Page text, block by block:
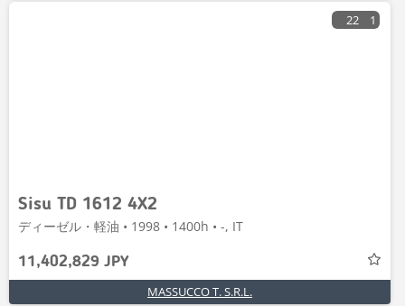
22 1
Sisu TD 1612 4X2
ディーゼル・軽油 • 1998 • 1400h • -, IT
11,402,829 JPY
MASSUCCO T. S.R.L.